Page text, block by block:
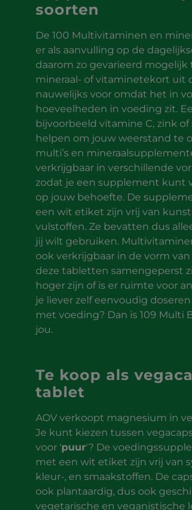
soorten
De 100 Multivitaminen en
er als aanvulling op de
daarom zo gevarieerd mogelijk
mineraal- of vitaminetekort uit
nauwelijks voor omdat het in
hoeveelheden in voeding zit.
bijvoorbeeld vitamine C, zink
helpen om jouw weerstand te
multi’s en
verkrijgbaar in verschillende
zodat je een supplement kunt
op jouw behoefte. De
een wit etiket zijn vrij van
vulstoffen. Ze bevatten dus
jij wilt gebruiken.
ook verkrijgbaar in de vorm
deze tabletten samengeperst
hoger zijn of is er ruimte voor
je liever zelf eenvoudig
met voeding? Dan is 109 Multi
jou.
Te koop als
tablet
AOV verkoopt magnesium in
Je kunt kiezen tussen
voor 'puur'? De
met een wit etiket zijn vrij van
kleur-, en smaakstoffen. De
ook plantaardig, dus ook
vegetarische en veganistische